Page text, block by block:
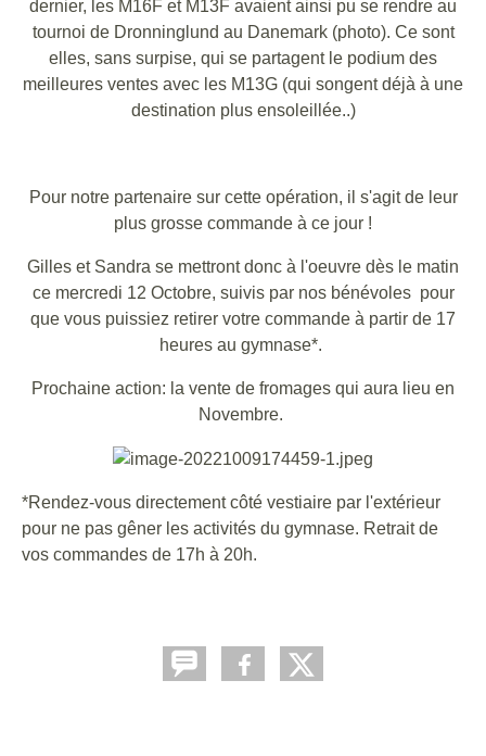
dernier, les M16F et M13F avaient ainsi pu se rendre au
tournoi de Dronninglund au Danemark (photo). Ce sont
elles, sans surpise, qui se partagent le podium des
meilleures ventes avec les M13G (qui songent déjà à une
destination plus ensoleillée..)
Pour notre partenaire sur cette opération, il s'agit de leur
plus grosse commande à ce jour !
Gilles et Sandra se mettront donc à l'oeuvre dès le matin
ce mercredi 12 Octobre, suivis par nos bénévoles pour
que vous puissiez retirer votre commande à partir de 17
heures au gymnase*.
Prochaine action: la vente de fromages qui aura lieu en
Novembre.
*Rendez-vous directement côté vestiaire par l'extérieur
pour ne pas gêner les activités du gymnase. Retrait de
vos commandes de 17h à 20h.